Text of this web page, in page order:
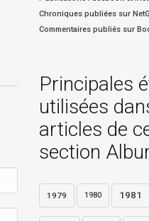
Chroniques publiées sur
Commentaires publiés sur
Principales
utilisées
articles de
section
1979 1980 1981